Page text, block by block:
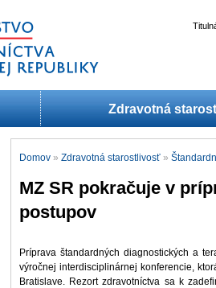
Zdravotná
Domov » Zdravotná starostlivosť »
MZ SR pokračuje v
postupov
​Príprava štandardných diagnostických a
výročnej interdisciplinárnej konferencie,
Bratislave. Rezort zdravotníctva sa k